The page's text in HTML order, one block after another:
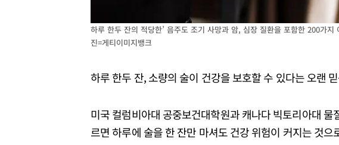
하루 한두 잔의 적당한’ 음주도 조기 사망과 암, 심장 질환을 포함한 200가
진=게티이미지뱅크
하루 한두 잔, 소량의 술이 건강을 보호할 수 있다는 오랜
미국 컬럼비아대 공중보건대학원과 캐나다 빅토리아대
르면 하루에 술을 한 잔만 마셔도 건강 위험이 커지는 것으